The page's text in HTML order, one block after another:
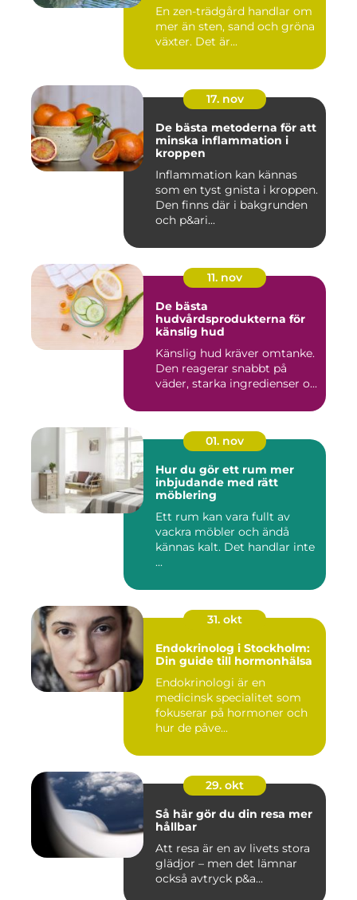
En zen-trädgård handlar om
mer än sten, sand och gröna
växter. Det är...
17. nov
De bästa metoderna för att
minska inflammation i
kroppen
Inflammation kan kännas
som en tyst gnista i kroppen.
Den finns där i bakgrunden
och p&ari...
11. nov
De bästa
hudvårdsprodukterna för
känslig hud
Känslig hud kräver omtanke.
Den reagerar snabbt på
väder, starka ingredienser o...
01. nov
Hur du gör ett rum mer
inbjudande med rätt
möblering
Ett rum kan vara fullt av
vackra möbler och ändå
kännas kalt. Det handlar inte
...
31. okt
Endokrinolog i Stockholm:
Din guide till hormonhälsa
Endokrinologi är en
medicinsk specialitet som
fokuserar på hormoner och
hur de påve...
29. okt
Så här gör du din resa mer
hållbar
Att resa är en av livets stora
glädjor – men det lämnar
också avtryck p&a...